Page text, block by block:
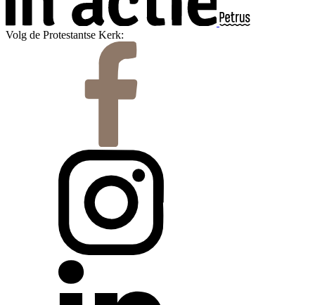
Volg de Protestantse Kerk: